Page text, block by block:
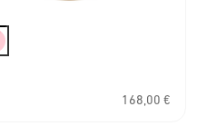
168,00 €